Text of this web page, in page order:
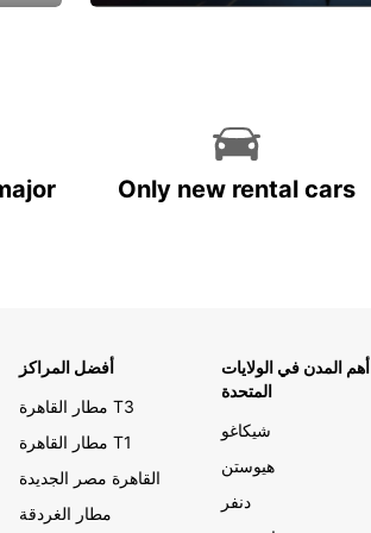
Only new rental cars
أفضل المراكز
مطار القاهرة T3
مطار القاهرة T1
القاهرة مصر الجديدة
مطار الغردقة
أهم المدن في الولايات
المتحدة
شيكاغو
هيوستن
دنفر